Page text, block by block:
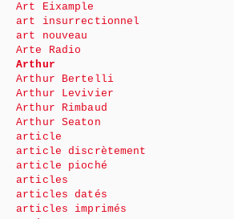
Art Eixample
art insurrectionnel
art nouveau
Arte Radio
Arthur
Arthur Bertelli
Arthur Levivier
Arthur Rimbaud
Arthur Seaton
article
article discrètement
article pioché
articles
articles datés
articles imprimés